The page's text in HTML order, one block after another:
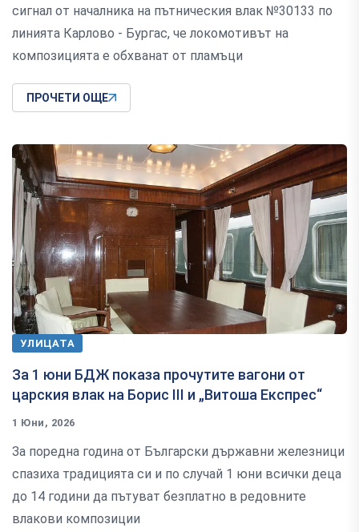
сигнал от началника на пътническия влак №30133 по
линията Карлово - Бургас, че локомотивът на
композицията е обхванат от пламъци
ПРОЧЕТИ ОЩЕ
УЛИЦАТА
За 1 юни БДЖ показа прочутите вагони от
царския влак на Борис III и „Витоша Експрес“
1 Юни, 2026
За поредна година от Български държавни железници
спазиха традицията си и по случай 1 юни всички деца
до 14 години да пътуват безплатно в редовните
влакови композиции